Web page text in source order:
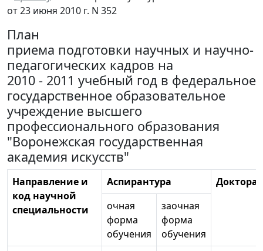
от 23 июня 2010 г. N 352
План
приема подготовки научных и научно-
педагогических кадров на
2010 - 2011 учебный год в федеральное
государственное образовательное
учреждение высшего
профессионального образования
"Воронежская государственная
академия искусств"
Направление и
код научной
специальности
Аспирантура
очная
форма
обучения
заочная
форма
обучения